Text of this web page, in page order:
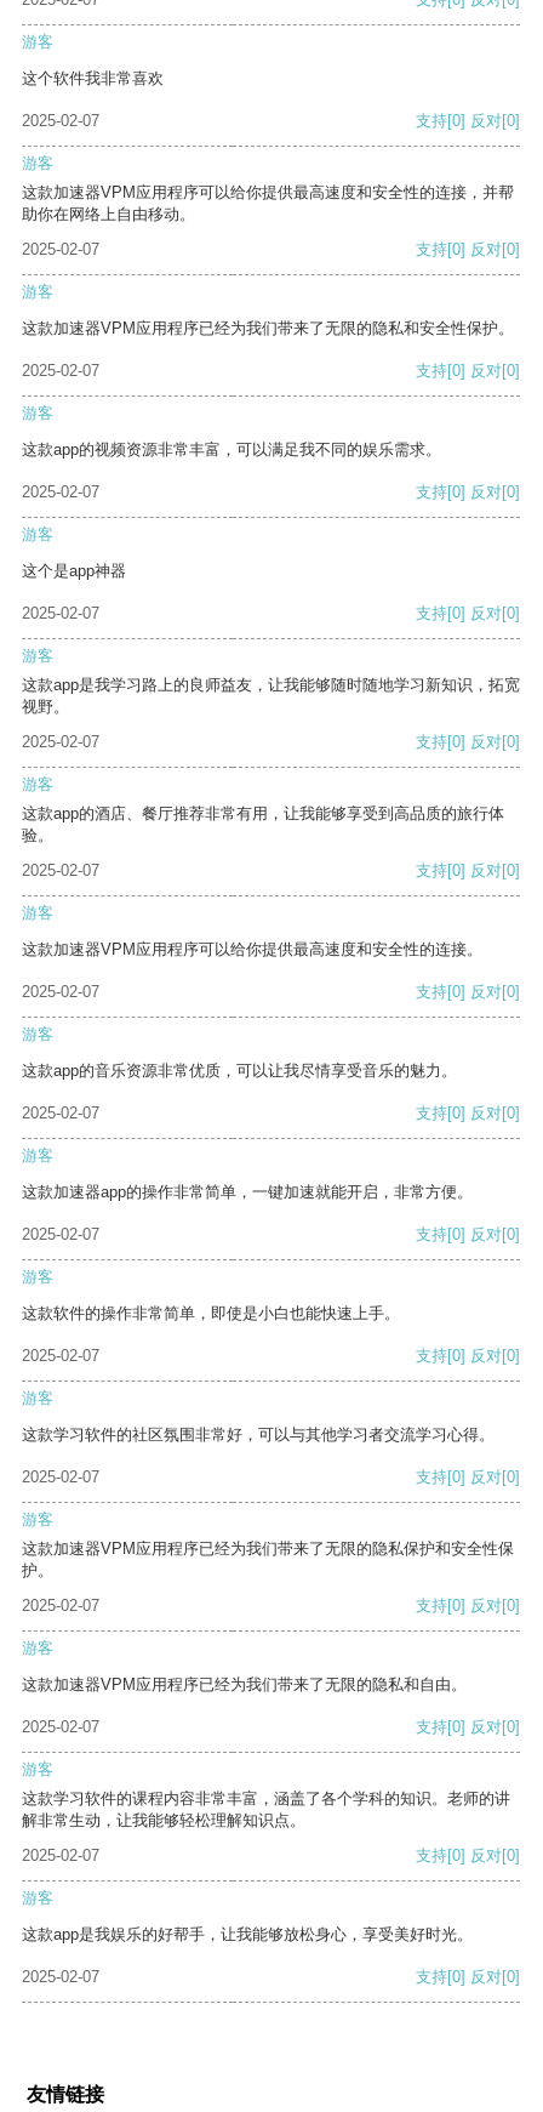
游客
这个软件我非常喜欢
2025-02-07 支持[0] 反对[0]
游客
这款加速器VPM应用程序可以给你提供最高速度和安全性的连接，并帮
助你在网络上自由移动。
2025-02-07
支持[0] 反对[0]
游客
这款加速器VPM应用程序已经为我们带来了无限的隐私和安全性保护。
2025-02-07 支持[0] 反对[0]
游客
这款app的视频资源非常丰富，可以满足我不同的娱乐需求。
2025-02-07 支持[0] 反对[0]
游客
这个是app神器
2025-02-07 支持[0] 反对[0]
游客
这款app是我学习路上的良师益友，让我能够随时随地学习新知识，拓宽
视野。
2025-02-07
支持[0] 反对[0]
游客
这款app的酒店、餐厅推荐非常有用，让我能够享受到高品质的旅行体
验。
2025-02-07
支持[0] 反对[0]
游客
这款加速器VPM应用程序可以给你提供最高速度和安全性的连接。
2025-02-07 支持[0] 反对[0]
游客
这款app的音乐资源非常优质，可以让我尽情享受音乐的魅力。
2025-02-07 支持[0] 反对[0]
游客
这款加速器app的操作非常简单，一键加速就能开启，非常方便。
2025-02-07 支持[0] 反对[0]
游客
这款软件的操作非常简单，即使是小白也能快速上手。
2025-02-07 支持[0] 反对[0]
游客
这款学习软件的社区氛围非常好，可以与其他学习者交流学习心得。
2025-02-07 支持[0] 反对[0]
游客
这款加速器VPM应用程序已经为我们带来了无限的隐私保护和安全性保
护。
2025-02-07
支持[0] 反对[0]
游客
这款加速器VPM应用程序已经为我们带来了无限的隐私和自由。
2025-02-07 支持[0] 反对[0]
游客
这款学习软件的课程内容非常丰富，涵盖了各个学科的知识。老师的讲
解非常生动，让我能够轻松理解知识点。
2025-02-07
支持[0] 反对[0]
游客
这款app是我娱乐的好帮手，让我能够放松身心，享受美好时光。
2025-02-07 支持[0] 反对[0]
友情链接